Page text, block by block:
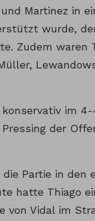
Martinez in
wurde,
Zudem waren
im
der
die Partie in
hatte Thiago
von Vidal im